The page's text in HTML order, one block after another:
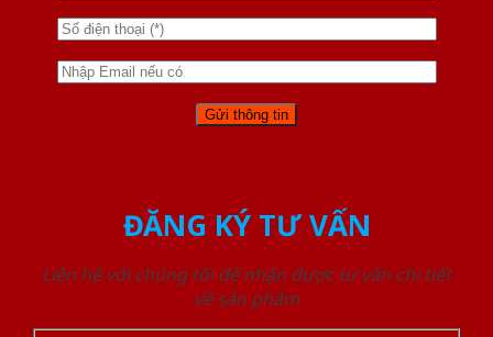
ĐĂNG KÝ TƯ VẤN
Liên hệ với chúng tôi để nhận được tư vấn chi tiết
về sản phẩm